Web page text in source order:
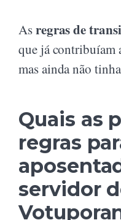
Asregras de
que já contribuíam
mas ainda não
Quais as
regras
servidor